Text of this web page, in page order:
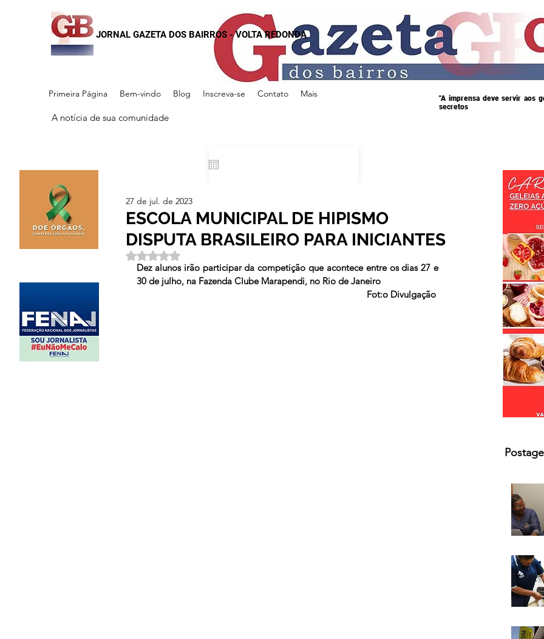
JORNAL GAZETA DOS BAIRROS - VOLTA REDONDA
Primeira Página Bem-vindo Blog Inscreva-se Contato Mais
A notícia de sua comunidade
"A imprensa deve servir aos
secretos
ESCOLA MUNICIPAL DE HIPISMO
DISPUTA BRASILEIRO PARA INICIANTES
27 de jul. de 2023
Avaliado com NaN de 5 estrelas.
Dez alunos irão participar da competição que acontece entre os dias 27 e
30 de julho, na Fazenda Clube Marapendi, no Rio de Janeiro
Fot:o Divulgação